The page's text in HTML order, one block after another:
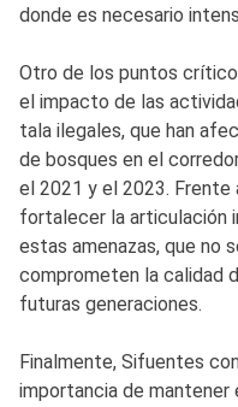
donde es necesario
Otro de los puntos
el impacto de las
tala ilegales, que han
de bosques en el
el 2021 y el 2023. Frente
fortalecer la articulación
estas amenazas, que no
comprometen la calidad
futuras generaciones.
Finalmente, Sifuentes
importancia de mantener